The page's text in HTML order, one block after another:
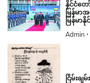
နိုင်ငံတေ
မြန်မ
မြန်မ
Admin
ငြိမ်းခ